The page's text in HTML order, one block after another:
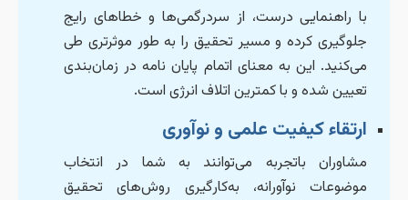
با راهنمایی درست، از سردرگمی‌ها و خطاهای رایج
جلوگیری کرده و مسیر تحقیق را به طور موثرتری طی
می‌کنید. این به معنای اتمام پایان نامه در زمان‌بندی
تعیین شده و با کمترین اتلاف انرژی است.
ارتقاء کیفیت علمی و نوآوری
مشاوران باتجربه می‌توانند به شما در انتخاب
موضوعات نوآورانه، به‌کارگیری روش‌های تحقیق